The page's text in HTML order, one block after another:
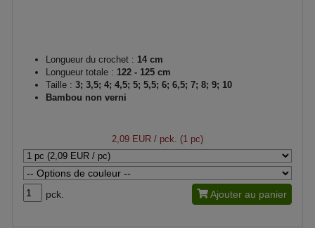
Longueur du crochet : 14 cm
Longueur totale : 122 - 125 cm
Taille : 3; 3,5; 4; 4,5; 5; 5,5; 6; 6,5; 7; 8; 9; 10
Bambou non verni
2,09 EUR / pck. (1 pc)
pck. Ajouter au panier